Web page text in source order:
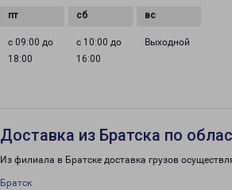
с 09:00 до
18:00
с 10:00 до
16:00
Выходной
Доставка из Братска по
Из филиала в Братске доставка грузов
Братск